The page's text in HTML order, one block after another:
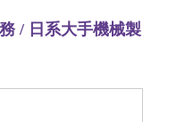
/ 日系大手機械製